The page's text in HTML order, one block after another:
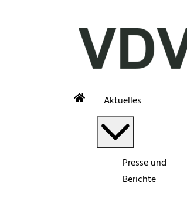
Aktuelles
Presse und
Berichte